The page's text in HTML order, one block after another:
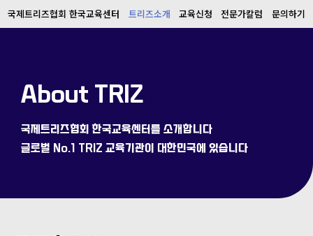
국제트리즈협회 한국교육센터 트리즈소개 교육신청 전문가칼럼 문의하기
About TRIZ
국제트리즈협회 한국교육센터를 소개합니다
글로벌 No.1 TRIZ 교육기관이 대한민국에 있습니다